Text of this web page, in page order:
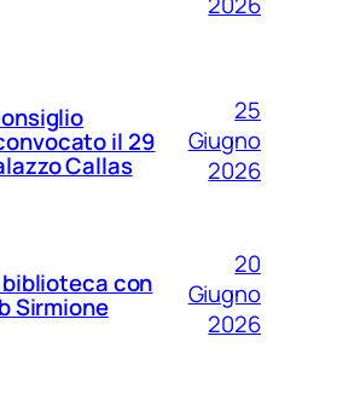
il 29
Callas
25
Giugno
2026
con
Sirmione
20
Giugno
2026